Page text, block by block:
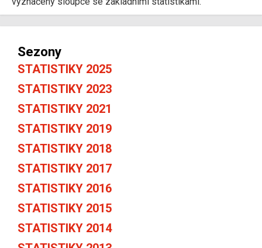
Sezony
STATISTIKY 2025
STATISTIKY 2023
STATISTIKY 2021
STATISTIKY 2019
STATISTIKY 2018
STATISTIKY 2017
STATISTIKY 2016
STATISTIKY 2015
STATISTIKY 2014